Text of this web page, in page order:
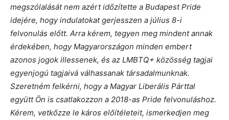
megszólalását nem azért időzítette a Budapest Pride
idejére, hogy indulatokat gerjesszen a július 8-i
felvonulás előtt. Arra kérem, tegyen meg mindent annak
érdekében, hogy Magyarországon minden embert
azonos jogok illessenek, és az LMBTQ+ közösség tagjai
egyenjogú tagjaivá válhassanak társadalmunknak.
Szeretném felkérni, hogy a Magyar Liberális Párttal
együtt Ön is csatlakozzon a 2018-as Pride felvonuláshoz.
Kérem, vetkőzze le káros előítéleteit, ismerkedjen meg